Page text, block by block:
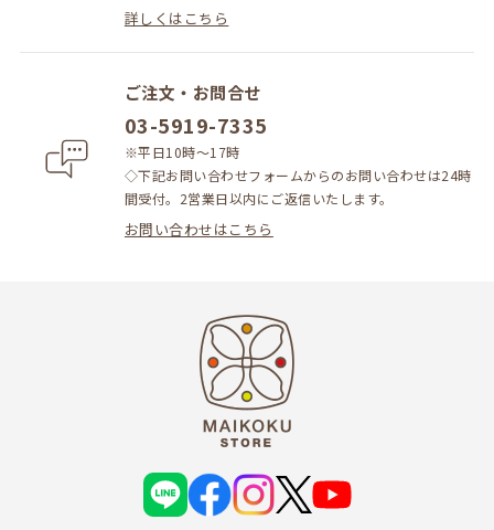
詳しくはこちら
ご注文・お問合せ
03-5919-7335
※平日10時～17時
◇下記お問い合わせフォームからのお問い合わせは24時
間受付。2営業日以内にご返信いたします。
お問い合わせはこちら
L
N
f
a
c
i
n
s
X
Y
o
u